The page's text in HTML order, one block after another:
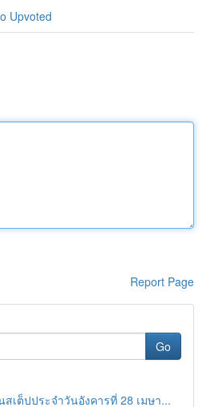
Upvoted
Report Page
Go
สเต็ปประจำวันอังคารที่ 28 เมษา...